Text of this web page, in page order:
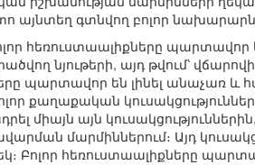
այնտեղ գտնվող բոլոր
հեռուստաալիքները պարտավոր
նյութերի, այդ թվում՝
պարտավոր են լինել անաչառ
քաղաքական
միայն այն
մարմիններում։ Այդ
Բոլոր հեռուստաալիքները